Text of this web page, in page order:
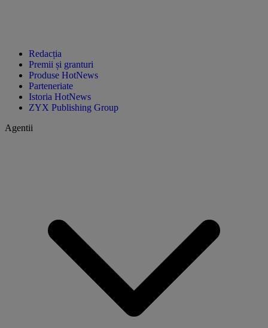
Redacția
Premii și granturi
Produse HotNews
Parteneriate
Istoria HotNews
ZYX Publishing Group
Agentii